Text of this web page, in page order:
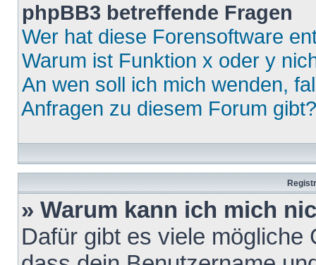
phpBB3 betreffende Fragen
Wer hat diese Forensoftware
Warum ist Funktion x oder y
An wen soll ich mich wenden,
Anfragen zu diesem Forum gibt?
» Warum kann ich mich
Dafür gibt es viele